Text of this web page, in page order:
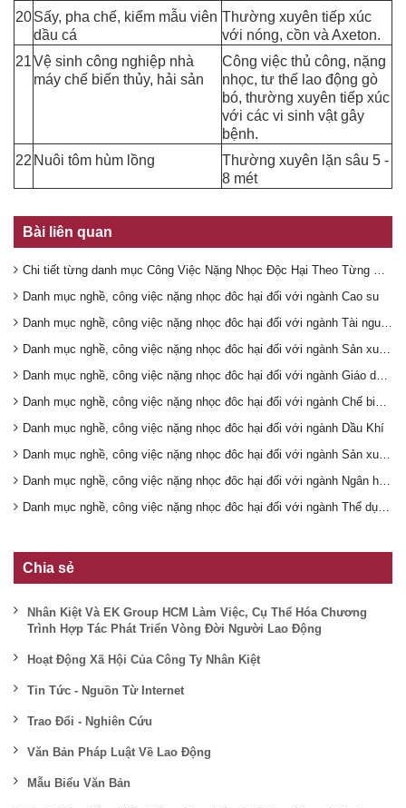
20Sấy, pha chế, kiểm mẫu viên
dầu cá
Thường xuyên tiếp xúc
với nóng, cồn và Axeton.
21Vệ sinh công nghiệp nhà
máy chế biến thủy, hải sản
Công việc thủ công, nặng
nhọc, tư thế lao động gò
bó, thường xuyên tiếp xúc
với các vi sinh vật gây
bệnh.
22 Nuôi tôm hùm lồng
Thường xuyên lặn sâu 5 -
8 mét
Bài liên quan
Chi tiết từng danh mục Công Việc Nặng Nhọc Độc Hại Theo Từng Ngành Nghề
Danh mục nghề, công việc nặng nhọc đôc hại đối với ngành Cao su
Danh mục nghề, công việc nặng nhọc đôc hại đối với ngành Tài nguyên môi trường
Danh mục nghề, công việc nặng nhọc đôc hại đối với ngành Sản xuất ô tô, xe máy
Danh mục nghề, công việc nặng nhọc đôc hại đối với ngành Giáo dục đào tạo
Danh mục nghề, công việc nặng nhọc đôc hại đối với ngành Chế biến thực phẩm
Danh mục nghề, công việc nặng nhọc đôc hại đối với ngành Dầu Khí
Danh mục nghề, công việc nặng nhọc đôc hại đối với ngành Sản xuất Giấy
Danh mục nghề, công việc nặng nhọc đôc hại đối với ngành Ngân hàng
Danh mục nghề, công việc nặng nhọc đôc hại đối với ngành Thể dục, thể thao
Chia sẻ
Nhân Kiệt Và EK Group HCM Làm Việc, Cụ Thể Hóa Chương
Trình Hợp Tác Phát Triển Vòng Đời Người Lao Động
Hoạt Động Xã Hội Của Công Ty Nhân Kiệt
Tin Tức - Nguồn Từ Internet
Trao Đổi - Nghiên Cứu
Văn Bản Pháp Luật Về Lao Động
Mẫu Biểu Văn Bản